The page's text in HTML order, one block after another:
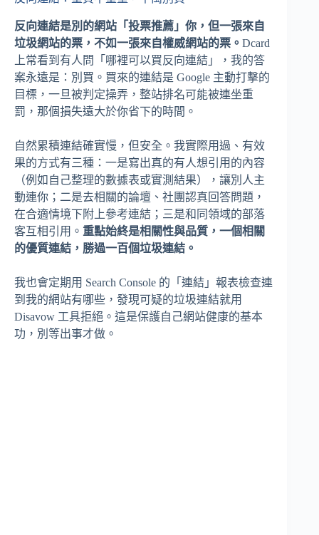
反向連結是別的網站「投票推薦」你，但一張來自
垃圾網站的票，不如一張來自權威網站的票。 Dcard
上常看到有人問「哪裡可以買反向連結」，我的答
案永遠是：別買。買來的連結是 Google 主動打擊的
目標，一旦被判定操弄，整站排名可能被連坐重
罰，那個損失遠大於你省下的時間。
自然累積連結確實慢，但安全。我實際用過、有效
果的方式有三種：一是寫出真的有人想引用的內容
（例如自己整理的數據表或實測結果），讓別人主
動連你；二是去相關的論壇、社團認真回答問題，
在合適情境下附上參考連結；三是和同領域的部落
客互相引用。 重點始終是相關性與品質，一個相關
的優質連結，勝過一百個垃圾連結。
我也會定期用 Search Console 的「連結」報表檢查連
到我的網站有哪些，發現可疑的垃圾連結就用
Disavow 工具拒絕。這是保護自己網站健康的基本
功，別等出事才做。